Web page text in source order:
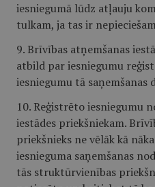
iesniegumā lūdz atļauju
tulkam, ja tas ir
9. Brīvības atņemšanas
atbild par iesniegumu
iesniegumu tā saņemšanas
10. Reģistrēto iesniegumu
iestādes priekšniekam.
priekšnieks ne vēlāk kā
iesnieguma saņemšanas
tās struktūrvienības